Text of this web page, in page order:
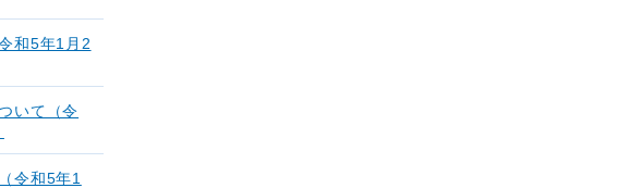
和5年1月2
いて（令
令和5年1